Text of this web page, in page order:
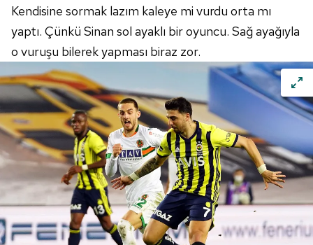
Kendisine sormak lazım kaleye mi vurdu orta mı
yaptı. Çünkü Sinan sol ayaklı bir oyuncu. Sağ ayağıyla
o vuruşu bilerek yapması biraz zor.